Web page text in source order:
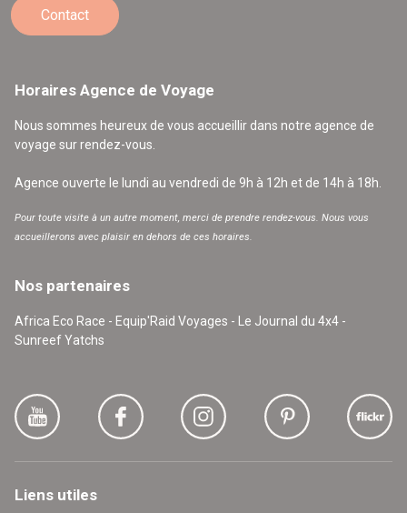
Contact
Horaires Agence de Voyage
Nous sommes heureux de vous accueillir dans notre agence de
voyage sur rendez-vous.
Agence ouverte le lundi au vendredi de 9h à 12h et de 14h à 18h.
Pour toute visite à un autre moment, merci de prendre rendez-vous. Nous vous
accueillerons avec plaisir en dehors de ces horaires.
Nos partenaires
Africa Eco Race - Equip'Raid Voyages - Le Journal du 4x4 -
Sunreef Yatchs
Liens utiles